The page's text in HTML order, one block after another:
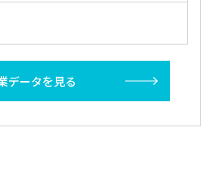
データを見る